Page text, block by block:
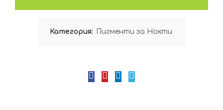
Категория: Пигменти за Нокти